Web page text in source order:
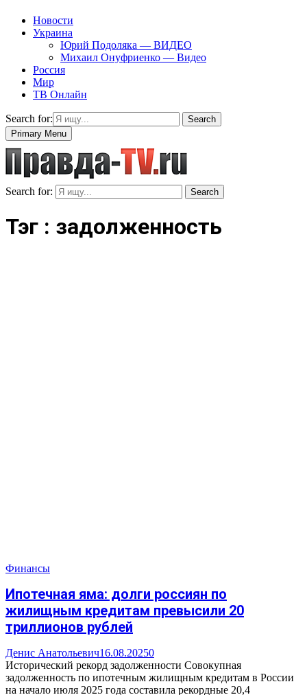
Новости
Украина
Юрий Подоляка — ВИДЕО
Михаил Онуфриенко — Видео
Россия
Мир
ТВ Онлайн
Search for:
Search
Primary Menu
Search for: Search
Тэг : задолженность
Финансы
Ипотечная яма: долги россиян по
жилищным кредитам превысили 20
триллионов рублей
Денис Анатольевич16.08.20250
Исторический рекорд задолженности Совокупная
задолженность по ипотечным жилищным кредитам в России
на начало июля 2025 года составила рекордные 20,4